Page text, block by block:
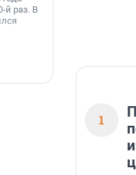
й раз. В
7 августа,
1